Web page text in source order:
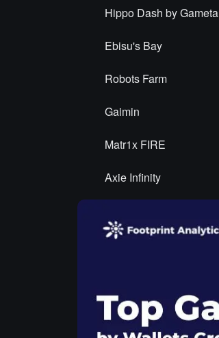
Hippo Dash by Gameta
Ebisu's Bay
Robots Farm
Gaimin
Matr1x FIRE
Axie Infinity